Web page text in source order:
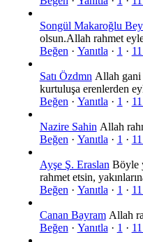
Songül Makaroğlu
olsun.Allah rahmet
Beğen · Yanıtla · 1 ·
Satı Özdmn Allah gani
kurtuluşa erenlerden
Beğen · Yanıtla · 1 ·
Nazire Sahin Allah
Beğen · Yanıtla · 1 ·
Ayşe Ş. Eraslan Böyle
rahmet etsin,
Beğen · Yanıtla · 1 ·
Canan BayramAllah
Beğen · Yanıtla · 1 ·